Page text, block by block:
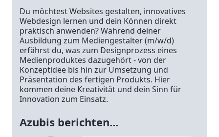
Du möchtest Websites gestalten, innovatives
Webdesign lernen und dein Können direkt
praktisch anwenden? Während deiner
Ausbildung zum Mediengestalter (m/w/d)
erfährst du, was zum Designprozess eines
Medienproduktes dazugehört ­- von der
Konzeptidee bis hin zur Umsetzung und
Präsentation des fertigen Produkts. Hier
kommen deine Kreativität und dein Sinn für
Innovation zum Einsatz.
Azubis berichten...